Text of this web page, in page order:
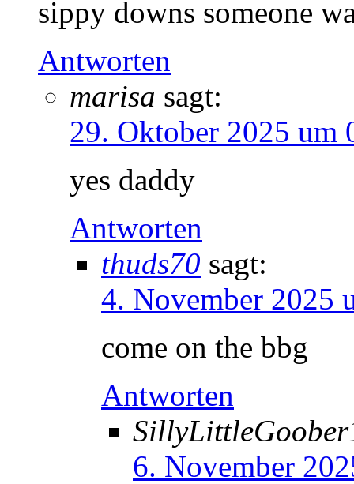
sippy downs someone
Antworten
marisa sagt:
29. Oktober 2025 um
yes daddy
Antworten
thuds70 sagt:
4. November 2025
come on the bbg
Antworten
6. November